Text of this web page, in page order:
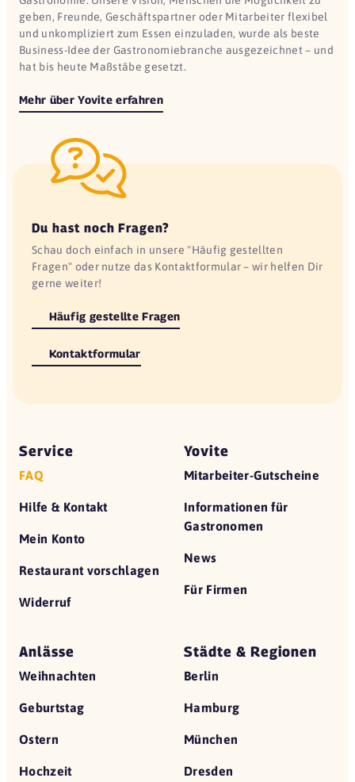
geben, Freunde, Geschäftspartner oder Mitarbeiter flexibel
und unkompliziert zum Essen einzuladen, wurde als beste
Business-Idee der Gastronomiebranche ausgezeichnet – und
hat bis heute Maßstäbe gesetzt.
Mehr über Yovite erfahren
Du hast noch Fragen?
Schau doch einfach in unsere "Häufig gestellten
Fragen" oder nutze das Kontaktformular – wir helfen Dir
gerne weiter!
Häufig gestellte Fragen
Kontaktformular
Service
FAQ
Hilfe & Kontakt
Mein Konto
Restaurant vorschlagen
Widerruf
Yovite
Mitarbeiter-Gutscheine
Informationen für
Gastronomen
News
Für Firmen
Anlässe
Weihnachten
Geburtstag
Ostern
Hochzeit
Städte & Regionen
Berlin
Hamburg
München
Dresden